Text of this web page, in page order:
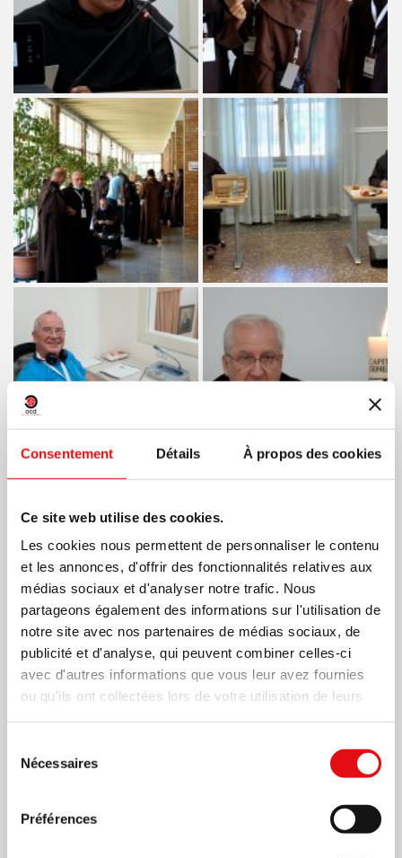
Consentement Détails À propos des cookies
Ce site web utilise des cookies.
Les cookies nous permettent de personnaliser le contenu
et les annonces, d'offrir des fonctionnalités relatives aux
médias sociaux et d'analyser notre trafic. Nous
partageons également des informations sur l'utilisation de
notre site avec nos partenaires de médias sociaux, de
publicité et d'analyse, qui peuvent combiner celles-ci
avec d'autres informations que vous leur avez fournies
ou qu'ils ont collectées lors de votre utilisation de leurs
Nécessaires
Préférences